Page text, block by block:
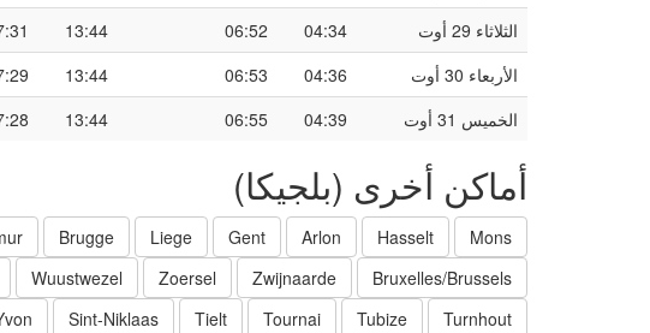
الثلاثاء 29 أوت
04:34
06:52
13:44
الأربعاء 30 أوت
04:36
06:53
13:44
الخميس 31 أوت
04:39
06:55
13:44
أماكن أخرى (بلجيكا)
Mons
Hasselt
Arlon
Gent
Liege
Brugge
Bruxelles/Brussels
Zwijnaarde
Zoersel
Wuustwezel
Turnhout
Tubize
Tournai
Tielt
Sint-Niklaas